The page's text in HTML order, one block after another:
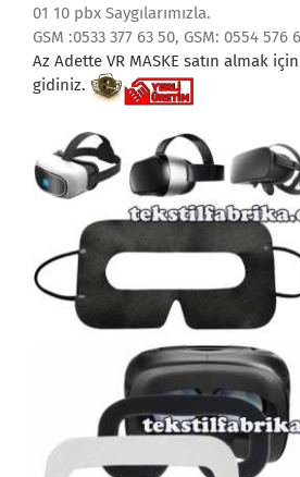
01 10 pbx Saygılarımızla.
GSM :0533 377 63 50, GSM: 0554
Az Adette VR MASKE satın almak i
gidiniz.